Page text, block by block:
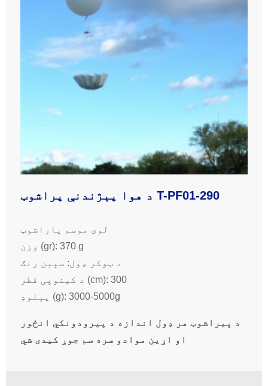
د هوا پېژندنې پراشوټ T-PF01-290
لوی موسم پاراشوټ
وزن (gr): 370 g
د ټوکر ډول: سپین رنګ
د کینوپی قطر (cm): 300
پېلوډ (g): 3000-5000g
د پیراشوټ هر ډول اندازه د پیرودونکي انځور
او اړین موادو سره سم جوړ کیدی شي